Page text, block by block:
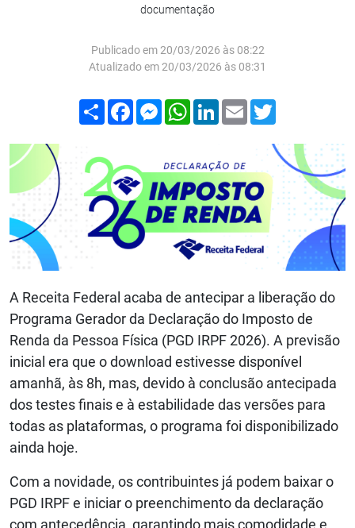
documentação
Publicado em 20/03/2026 às 08:22
Atualizado em 20/03/2026 às 08:31
Compartilhar
FacebookMessenger
WhatsApp
LinkedIn
Email
A Receita Federal acaba de antecipar a liberação do
Programa Gerador da Declaração do Imposto de
Renda da Pessoa Física (PGD IRPF 2026). A previsão
inicial era que o download estivesse disponível
amanhã, às 8h, mas, devido à conclusão antecipada
dos testes finais e à estabilidade das versões para
todas as plataformas, o programa foi disponibilizado
ainda hoje.
Com a novidade, os contribuintes já podem baixar o
PGD IRPF e iniciar o preenchimento da declaração
com antecedência, garantindo mais comodidade e